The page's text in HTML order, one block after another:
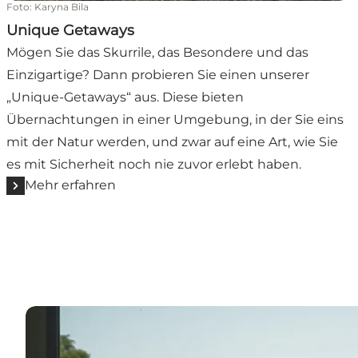
Foto: Karyna Bila
Unique Getaways
Mögen Sie das Skurrile, das Besondere und das
Einzigartige? Dann probieren Sie einen unserer
„Unique-Getaways“ aus. Diese bieten
Übernachtungen in einer Umgebung, in der Sie eins
mit der Natur werden, und zwar auf eine Art, wie Sie
es mit Sicherheit noch nie zuvor erlebt haben.
Mehr erfahren
Unterkunft für zwei auf Møn finden